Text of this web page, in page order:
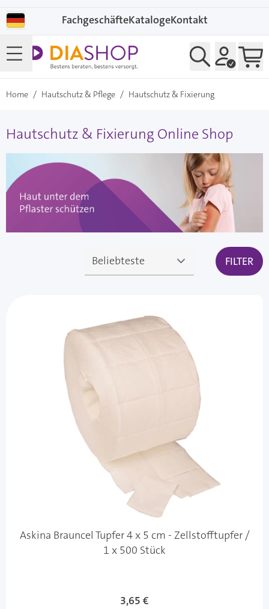
FachgeschäfteKatalogeKontakt
Home / Hautschutz & Pflege / Hautschutz & Fixierung
Hautschutz & Fixierung Online Shop
FILTER
Askina Brauncel Tupfer 4 x 5 cm - Zellstofftupfer /
1 x 500 Stück
3,65 €